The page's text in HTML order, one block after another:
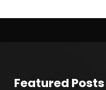
Featured Posts